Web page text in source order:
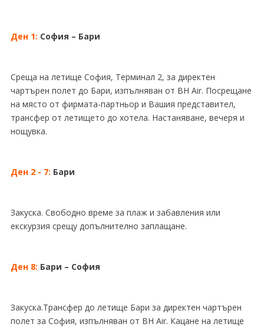
Ден 1: София – Бари
Среща на летище София, Терминал 2, за директен
чартърен полет до Бари, изпълняван от BH Air. Посрещане
на място от фирмата-партньор и Вашия представител,
трансфер от летището до хотела. Настаняване, вечеря и
нощувка.
Ден 2 - 7: Бари
Закуска. Свободно време за плаж и забавления или
екскурзия срещу допълнително заплащане.
Ден 8: Бари – София
Закуска.Трансфер до летище Бари за директен чартърен
полет за София, изпълняван от BH Air. Кацане на летище